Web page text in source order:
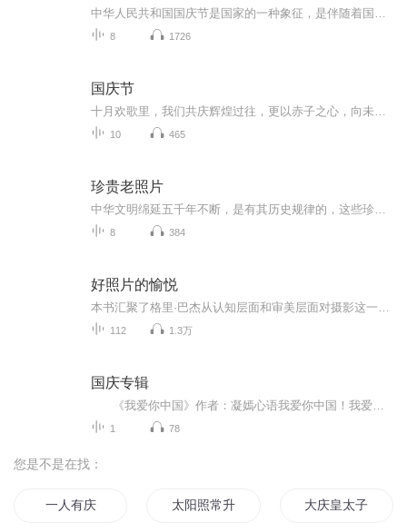
8 1726
国庆节
10 465
珍贵老照片
8 384
好照片的愉悦
112 1.3万
国庆专辑
1 78
您是不是在找：
一人有庆 太阳照常升起 大庆皇太子